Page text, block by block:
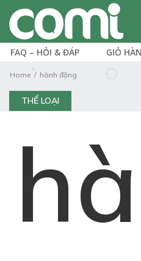
FAQ – HỎI & ĐÁP GIỎ
Home hành động
THỂ LOẠI